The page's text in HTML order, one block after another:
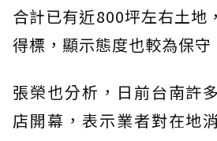
合計已有近800坪左右土地
得標，顯示態度也較為保守
張榮也分析，日前台南許
店開幕，表示業者對在地